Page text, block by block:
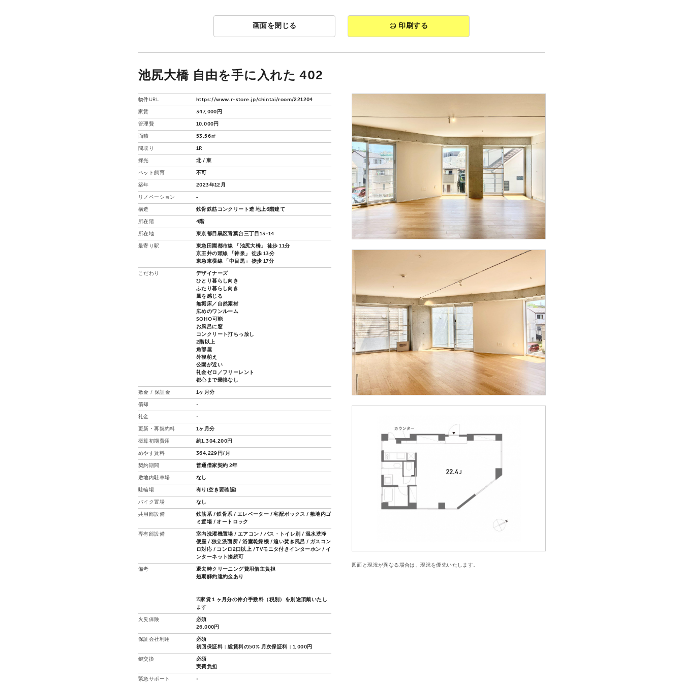
画面を閉じる 印刷する
池尻大橋 自由を手に入れた 402
図面と現況が異なる場合は、現況を優先いたします。
物件URL https://www.r-store.jp/chintai/room/221204
家賃 347,000円
管理費 10,000円
面積 53.56㎡
間取り 1R
採光 北 / 東
ペット飼育 不可
築年 2023年12月
リノベーション ‐
構造 鉄骨鉄筋コンクリート造 地上6階建て
所在階 4階
所在地 東京都目黒区青葉台三丁目13-14
最寄り駅
東急田園都市線 「池尻大橋」 徒歩 11分
京王井の頭線 「神泉」 徒歩 13分
東急東横線 「中目黒」 徒歩 17分
こだわり
デザイナーズ
ひとり暮らし向き
ふたり暮らし向き
風を感じる
無垢床／自然素材
広めのワンルーム
SOHO可能
お風呂に窓
コンクリート打ちっ放し
2階以上
角部屋
外観萌え
公園が近い
礼金ゼロ／フリーレント
都心まで乗換なし
敷金 / 保証金 1ヶ月分
償却 -
礼金 -
更新・再契約料 1ヶ月分
概算初期費用 約1,304,200円
めやす賃料 364,229円/月
契約期間 普通借家契約 2年
敷地内駐車場 なし
駐輪場 有り(空き要確認)
バイク置場 なし
共用部設備
鉄筋系 / 鉄骨系 / エレベーター / 宅配ボックス / 敷地内ゴ
ミ置場 / オートロック
専有部設備
室内洗濯機置場 / エアコン / バス・トイレ別 / 温水洗浄
便座 / 独立洗面所 / 浴室乾燥機 / 追い焚き風呂 / ガスコン
ロ対応 / コンロ2口以上 / TVモニタ付きインターホン / イ
ンターネット接続可
備考
退去時クリーニング費用借主負担
短期解約違約金あり
※家賃１ヶ月分の仲介手数料（税別）を別途頂戴いたし
ます
火災保険
必須
26,000円
保証会社利用
必須
初回保証料：総賃料の50% 月次保証料：1,000円
鍵交換
必須
実費負担
緊急サポート -